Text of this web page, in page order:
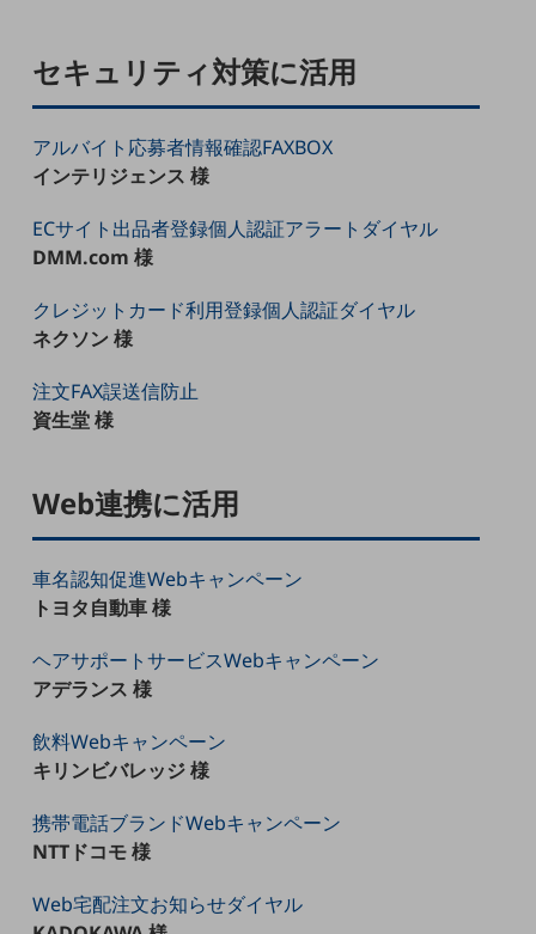
顧客体験（CX）改善
自動化・省電化
人材不足解消
業種・業態で探す
自治体
医療・介護
製造・建設業
小売業
キーワードで探す
モバイルTOP
おすすめの機種、料金やサービスをご紹介
製品
ビジネス向けスマートフォン
データ通信製品
セキュリティ対策に活用
アルバイト応募者情報確認FAXBOX
インテリジェンス 様
ECサイト出品者登録個人認証アラートダイヤル
DMM.com 様
クレジットカード利用登録個人認証ダイヤル
ネクソン 様
注文FAX誤送信防止
資生堂 様
Web連携に活用
車名認知促進Webキャンペーン
トヨタ自動車 様
ヘアサポートサービスWebキャンペーン
アデランス 様
飲料Webキャンペーン
キリンビバレッジ 様
携帯電話ブランドWebキャンペーン
NTTドコモ 様
Web宅配注文お知らせダイヤル